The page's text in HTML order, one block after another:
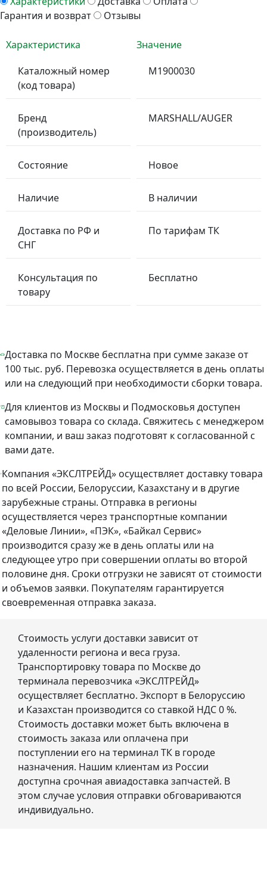
Гарантия и возврат
Отзывы
Характеристика
Значение
Каталожный номер
(код товара)
M1900030
Бренд
(производитель)
MARSHALL/AUGER
Состояние Новое
Наличие В наличии
Доставка по РФ и
СНГ
По тарифам ТК
Консультация по
товару
Бесплатно
Доставка по Москве бесплатна при сумме заказе от
100 тыс. руб. Перевозка осуществляется в день оплаты
или на следующий при необходимости сборки товара.
Для клиентов из Москвы и Подмосковья доступен
самовывоз товара со склада. Свяжитесь с менеджером
компании, и ваш заказ подготовят к согласованной с
вами дате.
Компания «ЭКСЛТРЕЙД» осуществляет доставку товара
по всей России, Белоруссии, Казахстану и в другие
зарубежные страны. Отправка в регионы
осуществляется через транспортные компании
«Деловые Линии», «ПЭК», «Байкал Сервис»
производится сразу же в день оплаты или на
следующее утро при совершении оплаты во второй
половине дня. Сроки отгрузки не зависят от стоимости
и объемов заявки. Покупателям гарантируется
своевременная отправка заказа.
Стоимость услуги доставки зависит от
удаленности региона и веса груза.
Транспортировку товара по Москве до
терминала перевозчика «ЭКСЛТРЕЙД»
осуществляет бесплатно. Экспорт в Белоруссию
и Казахстан производится со ставкой НДС 0 %.
Стоимость доставки может быть включена в
стоимость заказа или оплачена при
поступлении его на терминал ТК в городе
назначения. Нашим клиентам из России
доступна срочная авиадоставка запчастей. В
этом случае условия отправки обговариваются
индивидуально.